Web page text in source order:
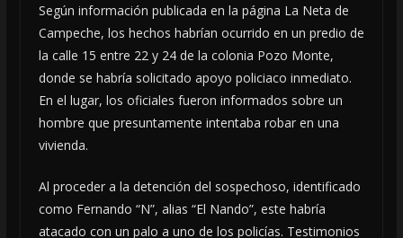
Según información publicada en la página La Neta de
Campeche, los hechos habrían ocurrido en un predio de
la calle 15 entre 22 y 24 de la colonia Pozo Monte,
donde se habría solicitado apoyo policiaco inmediato.
En el lugar, los oficiales fueron informados sobre un
hombre que presuntamente intentaba robar en una
vivienda.
Al proceder a la detención del sospechoso, identificado
como Fernando “N”, alias “El Nando”, este habría
atacado con un palo a uno de los policías. Testimonios